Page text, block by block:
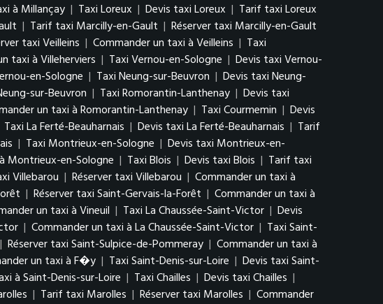
à Millançay | Taxi Loreux | Devis taxi Loreux | Tarif taxi Loreux
| Tarif taxi Marcilly-en-Gault | Réserver taxi Marcilly-en-Gault
taxi Veilleins | Commander un taxi à Veilleins | Taxi
taxi à Villeherviers | Taxi Vernou-en-Sologne | Devis taxi Vernou-
en-Sologne | Taxi Neung-sur-Beuvron | Devis taxi Neung-
sur-Beuvron | Taxi Romorantin-Lanthenay | Devis taxi
un taxi à Romorantin-Lanthenay | Taxi Courmemin | Devis
Taxi La Ferté-Beauharnais | Devis taxi La Ferté-Beauharnais | Tarif
| Taxi Montrieux-en-Sologne | Devis taxi Montrieux-en-
Montrieux-en-Sologne | Taxi Blois | Devis taxi Blois | Tarif taxi
Villebarou | Réserver taxi Villebarou | Commander un taxi à
| Réserver taxi Saint-Gervais-la-Forêt | Commander un taxi à
un taxi à Vineuil | Taxi La Chaussée-Saint-Victor | Devis
| Commander un taxi à La Chaussée-Saint-Victor | Taxi Saint-
| Réserver taxi Saint-Sulpice-de-Pommeray | Commander un taxi à
un taxi à F�y | Taxi Saint-Denis-sur-Loire | Devis taxi Saint-
à Saint-Denis-sur-Loire | Taxi Chailles | Devis taxi Chailles |
| Tarif taxi Marolles | Réserver taxi Marolles | Commander